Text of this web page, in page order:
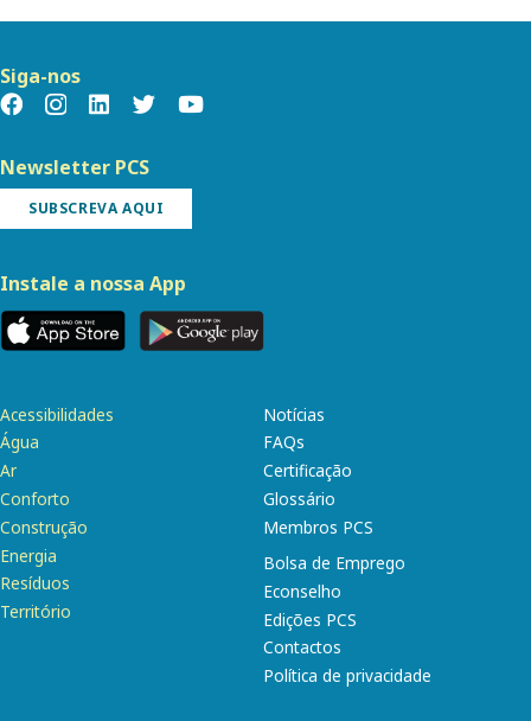
Siga-nos
Newsletter PCS
SUBSCREVA AQUI
Instale a nossa App
Acessibilidades
Água
Ar
Conforto
Construção
Energia
Resíduos
Território
Notícias
FAQs
Certificação
Glossário
Membros PCS
Bolsa de Emprego
Econselho
Edições PCS
Contactos
Política de privacidade